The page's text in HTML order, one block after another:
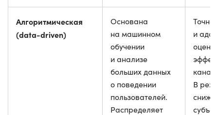
Алгоритмическая
(data-driven)
Основана
на машинном
обучении
и анализе
больших данных
о поведении
пользователей.
Распределяет
и
В